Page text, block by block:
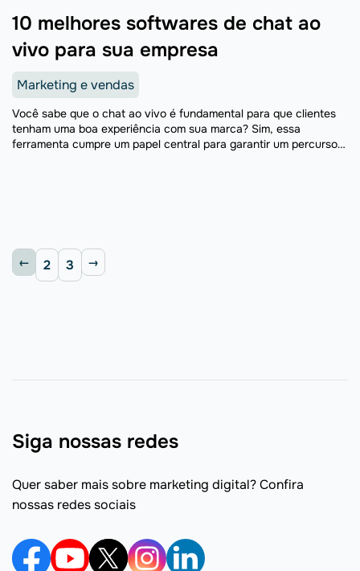
10 melhores softwares de chat ao
vivo para sua empresa
Marketing e vendas
Você sabe que o chat ao vivo é fundamental para que clientes
tenham uma boa experiência com sua marca? Sim, essa
ferramenta cumpre um papel central para garantir um percurso
2 3
Siga nossas redes
Quer saber mais sobre marketing digital? Confira
nossas redes sociais